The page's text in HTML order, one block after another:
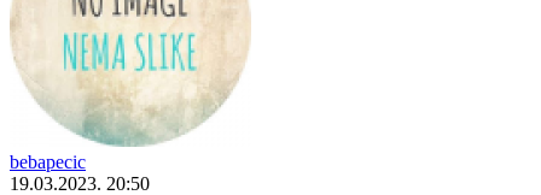
bebapecic
19.03.2023. 20:50